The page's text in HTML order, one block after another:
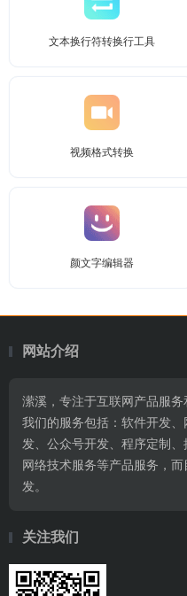
文本换行符转换行工具
视频格式转换
颜文字编辑器
网站介绍
潆溪，专注于互联网产品服务
我们的服务包括：软件开发
发、公众号开发、程序定制、
网络技术服务等产品服务，
发。
关注我们